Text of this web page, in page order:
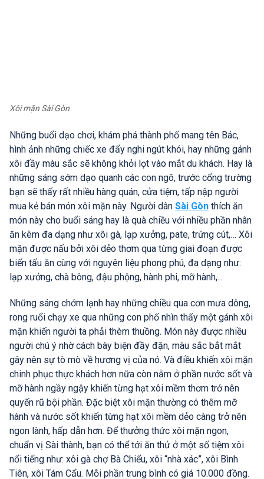
Xôi mặn Sài Gòn
Những buổi dạo chơi, khám phá thành phố mang tên Bác,
hình ảnh những chiếc xe đẩy nghi ngút khói, hay những gánh
xôi đầy màu sắc sẽ không khỏi lọt vào mắt du khách. Hay là
những sáng sớm dạo quanh các con ngõ, trước cổng trường
bạn sẽ thấy rất nhiều hàng quán, cửa tiệm, tấp nập người
mua kẻ bán món xôi mặn này. Người dân Sài Gòn thích ăn
món này cho buổi sáng hay là quà chiều với nhiều phần nhân
ăn kèm đa dạng như xôi gà, lạp xưởng, pate, trứng cút,… Xôi
mặn được nấu bởi xôi dẻo thơm qua từng giai đoạn được
biến tấu ăn cùng với nguyên liệu phong phú, đa dạng như:
lạp xưởng, chà bông, đậu phộng, hành phi, mỡ hành,...
Những sáng chớm lạnh hay những chiều qua cơn mưa dông,
rong ruổi chạy xe qua những con phố nhìn thấy một gánh xôi
mặn khiến người ta phải thèm thuồng. Món này được nhiều
người chú ý nhờ cách bày biện đầy đặn, màu sắc bắt mắt
gây nên sự tò mò về hương vị của nó. Và điều khiến xôi mặn
chinh phục thực khách hơn nữa còn nằm ở phần nước sốt và
mỡ hành ngầy ngậy khiến từng hạt xôi mềm thơm trở nên
quyến rũ bội phần. Đặc biệt xôi mặn thường có thêm mỡ
hành và nước sốt khiến từng hạt xôi mềm dẻo càng trở nên
ngon lành, hấp dẫn hơn. Để thưởng thức xôi mặn ngon,
chuẩn vị Sài thành, bạn có thể tới ăn thử ở một số tiệm xôi
nổi tiếng như: xôi gà chợ Bà Chiểu, xôi “nhà xác”, xôi Bình
Tiên, xôi Tám Cẩu. Mỗi phần trung bình có giá 10.000 đồng.